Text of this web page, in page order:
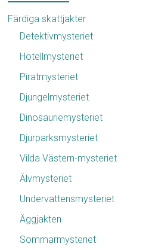
Färdiga skattjakter
Detektivmysteriet
Hotellmysteriet
Piratmysteriet
Djungelmysteriet
Dinosauriemysteriet
Djurparksmysteriet
Vilda Västern-mysteriet
Älvmysteriet
Undervattensmysteriet
Äggjakten
Sommarmysteriet